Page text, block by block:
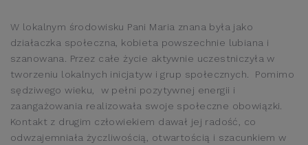
W lokalnym środowisku Pani Maria znana była jako
działaczka społeczna, kobieta powszechnie lubiana i
szanowana. Przez całe życie aktywnie uczestniczyła w
tworzeniu lokalnych inicjatyw i grup społecznych. Pomimo
sędziwego wieku, w pełni pozytywnej energii i
zaangażowania realizowała swoje społeczne obowiązki.
Kontakt z drugim człowiekiem dawał jej radość, co
odwzajemniała życzliwością, otwartością i szacunkiem w